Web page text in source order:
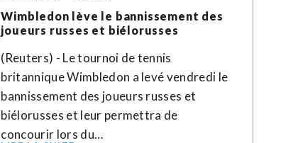
Wimbledon lève le bannissement des
joueurs russes et biélorusses
(Reuters) - Le tournoi de tennis
britannique Wimbledon a levé vendredi le
bannissement des joueurs russes et
biélorusses et leur permettra de
concourir lors du…